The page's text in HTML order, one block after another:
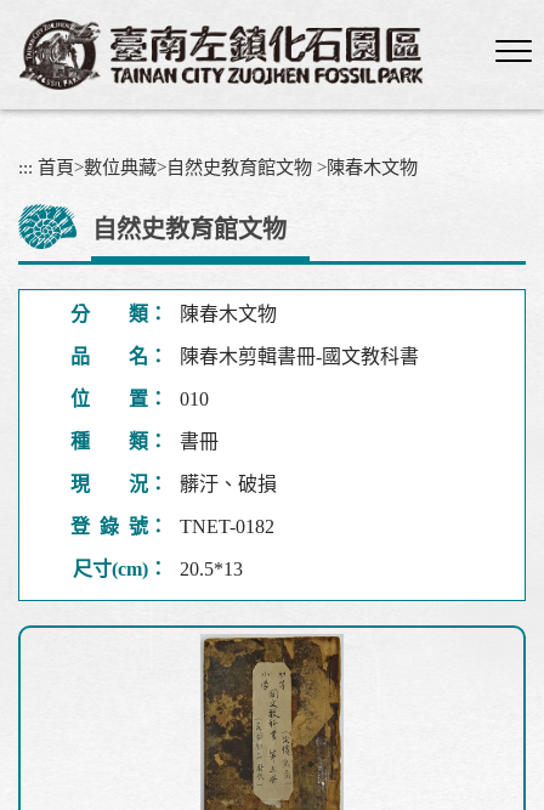
內
::: 首頁>數位典藏>自然史教育館文物 >陳春木文物
自然史教育館文物
分 類： 陳春木文物
品 名： 陳春木剪輯書冊-國文教科書
位 置： 010
種 類： 書冊
現 況： 髒汙、破損
登 錄 號： TNET-0182
尺寸(cm)： 20.5*13